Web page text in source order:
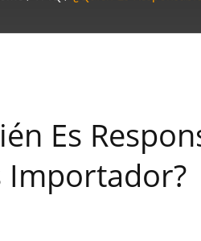
Es
Importador?